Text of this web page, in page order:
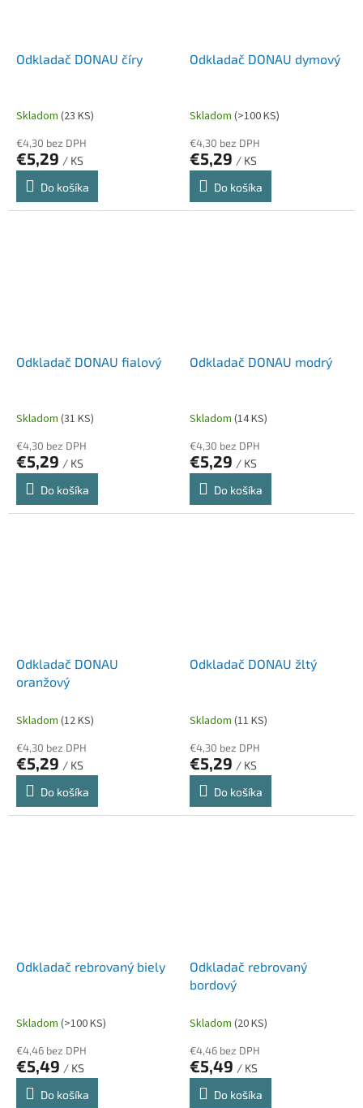
Odkladač DONAU číry
Skladom (23 KS)
€4,30 bez DPH
€5,29 / KS
Do košíka
Odkladač DONAU dymový
Skladom (>100 KS)
€4,30 bez DPH
€5,29 / KS
Do košíka
Odkladač DONAU fialový
Skladom (31 KS)
€4,30 bez DPH
€5,29 / KS
Do košíka
Odkladač DONAU modrý
Skladom (14 KS)
€4,30 bez DPH
€5,29 / KS
Do košíka
Odkladač DONAU
oranžový
Skladom (12 KS)
€4,30 bez DPH
€5,29 / KS
Do košíka
Odkladač DONAU žltý
Skladom (11 KS)
€4,30 bez DPH
€5,29 / KS
Do košíka
Odkladač rebrovaný biely
Skladom (>100 KS)
€4,46 bez DPH
€5,49 / KS
Do košíka
Odkladač rebrovaný
bordový
Skladom (20 KS)
€4,46 bez DPH
€5,49 / KS
Do košíka